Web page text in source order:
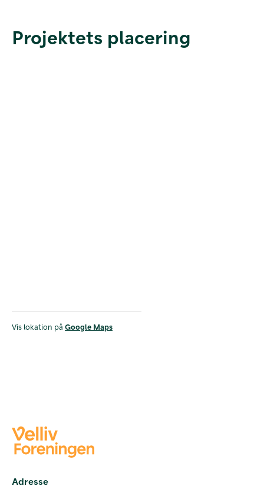
Projektets placering
Vis lokation på Google Maps
Adresse